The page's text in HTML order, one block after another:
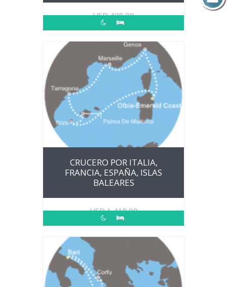
USD408.00
CRUCERO POR ITALIA,
FRANCIA, ESPAÑA, ISLAS
BALEARES
USD1,418.00